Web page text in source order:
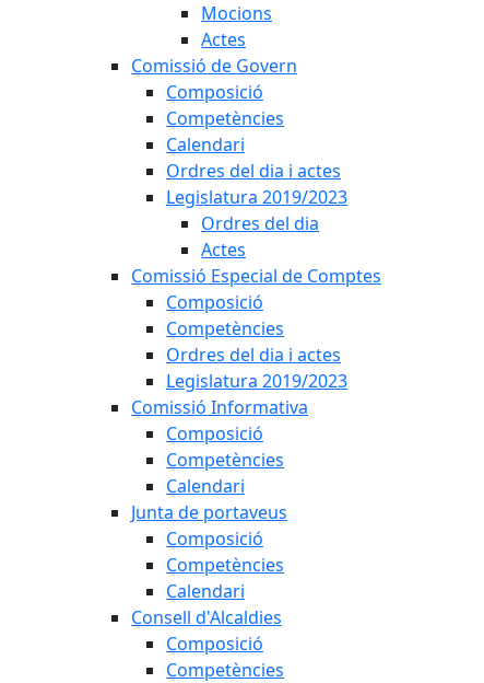
Mocions
Actes
Comissió de Govern
Composició
Competències
Calendari
Ordres del dia i actes
Legislatura 2019/2023
Ordres del dia
Actes
Comissió Especial de Comptes
Composició
Competències
Ordres del dia i actes
Legislatura 2019/2023
Comissió Informativa
Composició
Competències
Calendari
Junta de portaveus
Composició
Competències
Calendari
Consell d'Alcaldies
Composició
Competències